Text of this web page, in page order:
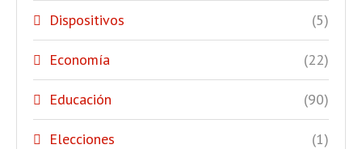
Dispositivos (5)
Economía (22)
Educación (90)
Elecciones (1)